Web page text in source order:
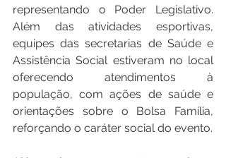
representando o Poder Legislativo.
Além das atividades esportivas,
equipes das secretarias de Saúde e
Assistência Social estiveram no local
oferecendo atendimentos à
população, com ações de saúde e
orientações sobre o Bolsa Família,
reforçando o caráter social do evento.